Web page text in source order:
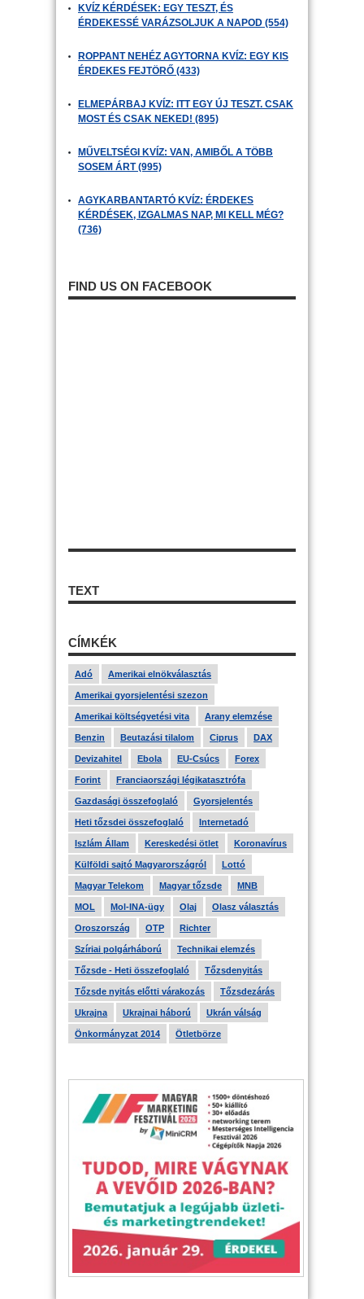
KVÍZ KÉRDÉSEK: EGY TESZT, ÉS
ÉRDEKESSÉ VARÁZSOLJUK A NAPOD (554)
ROPPANT NEHÉZ AGYTORNA KVÍZ: EGY KIS
ÉRDEKES FEJTÖRŐ (433)
ELMEPÁRBAJ KVÍZ: ITT EGY ÚJ TESZT. CSAK
MOST ÉS CSAK NEKED! (895)
MŰVELTSÉGI KVÍZ: VAN, AMIBŐL A TÖBB
SOSEM ÁRT (995)
AGYKARBANTARTÓ KVÍZ: ÉRDEKES
KÉRDÉSEK, IZGALMAS NAP, MI KELL MÉG?
(736)
FIND US ON FACEBOOK
TEXT
CÍMKÉK
Adó Amerikai elnökválasztás
Amerikai gyorsjelentési szezon
Amerikai költségvetési vita Arany elemzése
Benzin Beutazási tilalom Ciprus DAX
Devizahitel Ebola EU-Csúcs Forex
Forint Franciaországi légikatasztrófa
Gazdasági összefoglaló Gyorsjelentés
Heti tőzsdei összefoglaló Internetadó
Iszlám Állam Kereskedési ötlet Koronavírus
Külföldi sajtó Magyarországról Lottó
Magyar Telekom Magyar tőzsde MNB
MOL Mol-INA-ügy Olaj Olasz választás
Oroszország OTP Richter
Szíriai polgárháború Technikai elemzés
Tőzsde - Heti összefoglaló Tőzsdenyitás
Tőzsde nyitás előtti várakozás Tőzsdezárás
Ukrajna Ukrajnai háború Ukrán válság
Önkormányzat 2014 Ötletbörze